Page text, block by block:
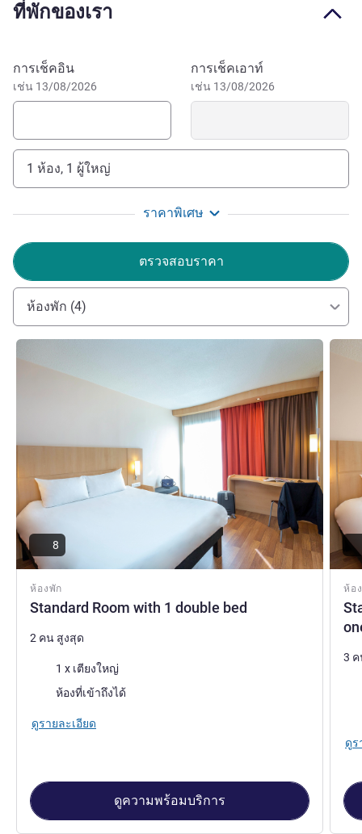
Taste the renowned wines of our region. Sunny climate
Vaucluse. Alpilles, St Rémy de Provence, Les Baux &
Avignon, City of Popes.
Luberon and the Alpilles. Ideally located, you can admire
our rich landscapes and heritage in the heart of Provence.
Discover our magnificent region
Magali MUBIAYI ฝ่ายบริหารโรงแรม
ที่พักของเรา
จองโรงแรมนี้
การเช็คอิน
เช่น 13/08/2026
การเช็คเอาท์
เช่น 13/08/2026
1 ห้อง, 1 ผู้ใหญ่
ราคาพิเศษ
ตรวจสอบราคา
ห้องพัก (4)
ห้องพัก
Standard Room with 1 double bed
ดูรายละเอียด
8
2 คน สูงสุด
เครื่องนอน
1 x เตียงใหญ่
ห้องที่เข้าถึงได้
ดูรายละเอียด
ดูความพร้อมบริการ
ห้อ
ดูราย
3
ดูร